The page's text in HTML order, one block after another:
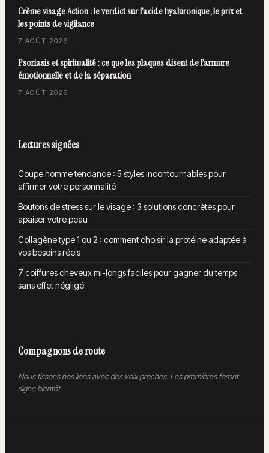
Crème visage Action : le verdict sur l’acide hyaluronique, le prix et
les points de vigilance
7 AOÛT 2026
Psoriasis et spiritualité : ce que les plaques disent de l’armure
émotionnelle et de la séparation
7 AOÛT 2026
Lectures signées
Coupe homme tendance : 5 styles incontournables pour
affirmer votre personnalité
Boutons de stress sur le visage : 3 solutions concrètes pour
apaiser votre peau
Collagène type 1 ou 2 : comment choisir la protéine adaptée à
vos besoins réels
7 coiffures cheveux mi-longs faciles pour gagner du temps
sans effet négligé
Compagnons de route
Nous tissons nos liens avec des voix proches. Les premières feront
signe bientôt.